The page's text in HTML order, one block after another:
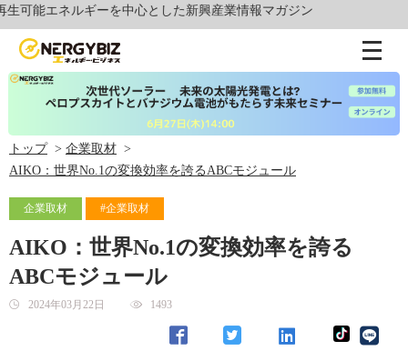
エネルギーを中心とした新興産業情報マガジン
トップ
企業取材
AIKO：世界No.1の変換効率を誇るABCモジュール
企業取材 #企業取材
AIKO：世界No.1の変換効率を誇る
ABCモジュール
2024年03月22日 1493